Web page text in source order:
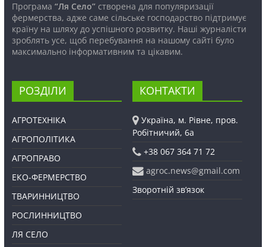
Програма “Ля Село”створена для популяризації
фермерства, адже саме сільське господарство підтримує
країну на шляху до успішного розвитку. Наші журналісти
зроблять усе, щоб перебування на нашому сайті було
максимально інформативним та цікавим.
РОЗДІЛИ
АГРОТЕХНІКА
АГРОПОЛІТИКА
АГРОПРАВО
ЕКО-ФЕРМЕРСТВО
ТВАРИННИЦТВО
РОСЛИННИЦТВО
ЛЯ СЕЛО
КОНТАКТИ
Україна, м. Рівне, пров.
Робітничий, 6а
+38 067 364 71 72
agroc.news@gmail.com
Зворотній зв’язок